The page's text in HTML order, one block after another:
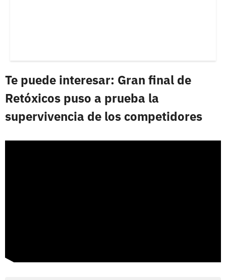
Te puede interesar: Gran final de
Retóxicos puso a prueba la
supervivencia de los competidores